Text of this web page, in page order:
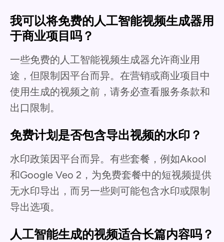
我可以将免费的人工智能视频生成器用
于商业项目吗？
一些免费的人工智能视频生成器允许商业用
途，但限制因平台而异。在营销或商业项目中
使用生成的视频之前，请务必查看服务条款和
出口限制。
免费计划是否包含导出视频的水印？
水印政策因平台而异。有些套餐，例如Akool
和Google Veo 2，为免费套餐中的短视频提供
无水印导出，而另一些则可能包含水印或限制
导出选项。
人工智能生成的视频适合长篇内容吗？